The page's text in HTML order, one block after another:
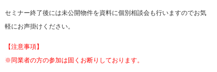
セミナー終了後には未公開物件を資料に個別相談会も行いますのでお気
軽にお声掛けください。
【注意事項】
※同業者の方の参加は固くお断りしております。